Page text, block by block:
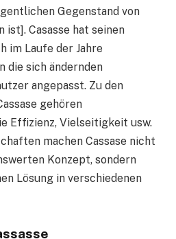
Gegenstand von
ist]. Casasse hat seinen
im Laufe der Jahre
die sich ändernden
angepasst. Zu den
gehören
Effizienz, Vielseitigkeit usw.
machen Cassase nicht
Konzept, sondern
Lösung in verschiedenen